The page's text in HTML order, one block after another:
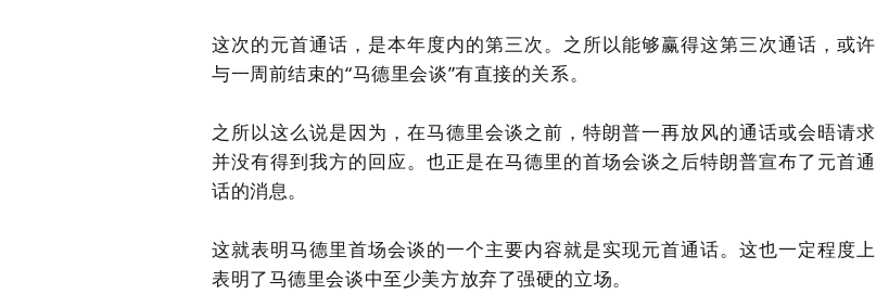
这次的元首通话，是本年度内的第三次。之所以能够赢得这第三次通话，或许
与一周前结束的“马德里会谈”有直接的关系。
之所以这么说是因为，在马德里会谈之前，特朗普一再放风的通话或会晤请求
并没有得到我方的回应。也正是在马德里的首场会谈之后特朗普宣布了元首通
话的消息。
这就表明马德里首场会谈的一个主要内容就是实现元首通话。这也一定程度上
表明了马德里会谈中至少美方放弃了强硬的立场。